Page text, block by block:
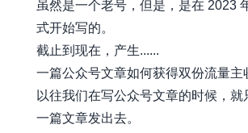
虽然是一个老号，但是，是在 2023
式开始写的。
截止到现在，产生......
一篇公众号文章如何获得双份流量主
以往我们在写公众号文章的时候，就
一篇文章发出去。